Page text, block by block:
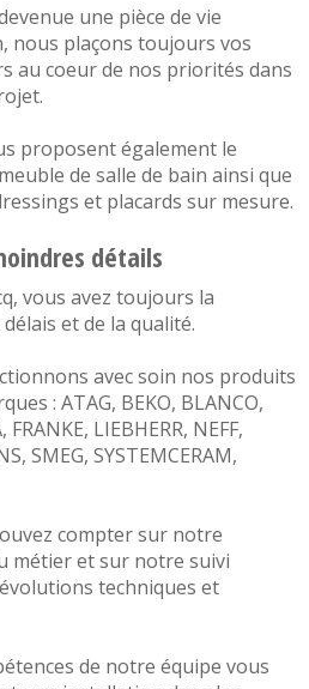
une pièce de vie
nous plaçons toujours vos
au coeur de nos priorités dans
proposent également le
meuble de salle de bain ainsi que
et placards sur mesure.
détails
vous avez toujours la
et de la qualité.
avec soin nos produits
: ATAG, BEKO, BLANCO,
, FRANKE, LIEBHERR, NEFF,
, SMEG, SYSTEMCERAM,
compter sur notre
métier et sur notre suivi
techniques et
de notre équipe vous